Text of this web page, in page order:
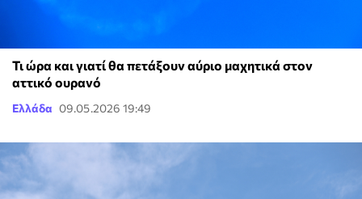
Τι ώρα και γιατί θα πετάξουν αύριο μαχητικά στον
αττικό ουρανό
Ελλάδα 09.05.2026 19:49